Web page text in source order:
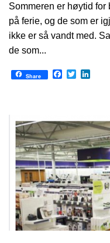
Sommeren er høytid for
på ferie, og de som er
ikke er så vandt med.
de som...
Share Facebook
Twitter